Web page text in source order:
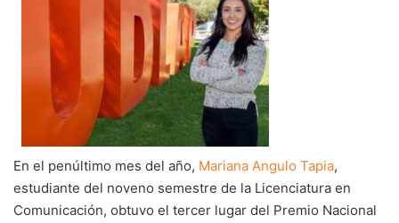
En el penúltimo mes del año, Mariana Angulo Tapia,
estudiante del noveno semestre de la Licenciatura en
Comunicación, obtuvo el tercer lugar del Premio Nacional